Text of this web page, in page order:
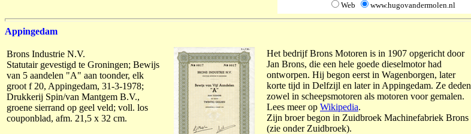
Web www.hugovandermolen.nl
Appingedam
Brons Industrie N.V.
Statutair gevestigd te Groningen; Bewijs
van 5 aandelen "A" aan toonder, elk
groot f 20, Appingedam, 31-3-1978;
Drukkerij Spin/van Mantgem B.V.,
groene sierrand op geel veld; voll. los
couponblad, afm. 21,5 x 32 cm.
Het bedrijf Brons Motoren is in 1907 opgericht door
Jan Brons, die een hele goede dieselmotor had
ontworpen. Hij begon eerst in Wagenborgen, later
korte tijd in Delfzijl en later in Appingedam. Ze deden
zowel in scheepsmotoren als motoren voor gemalen.
Lees meer op Wikipedia.
Zijn broer begon in Zuidbroek Machinefabriek Brons
(zie onder Zuidbroek).